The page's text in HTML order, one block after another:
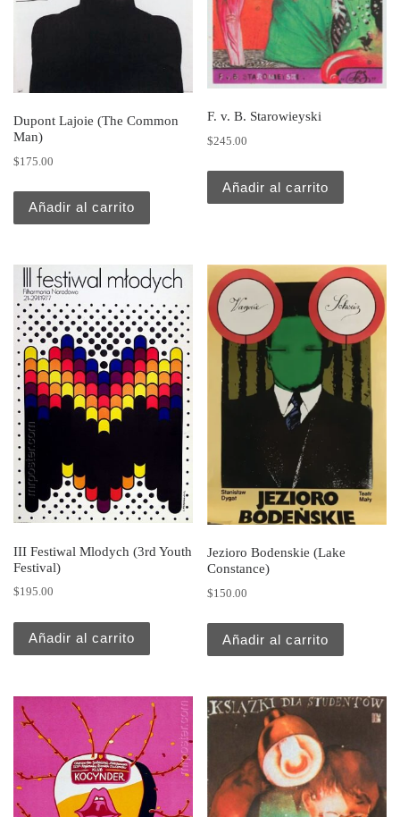
Dupont Lajoie (The Common
Man)
$175.00
Añadir al carrito
F. v. B. Starowieyski
$245.00
Añadir al carrito
III Festiwal Mlodych (3rd Youth
Festival)
$195.00
Añadir al carrito
Jezioro Bodenskie (Lake
Constance)
$150.00
Añadir al carrito